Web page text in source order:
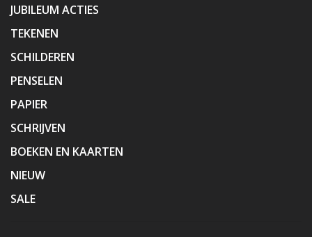
JUBILEUM ACTIES
TEKENEN
SCHILDEREN
PENSELEN
PAPIER
SCHRIJVEN
BOEKEN EN KAARTEN
NIEUW
SALE